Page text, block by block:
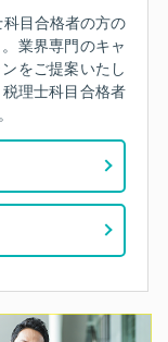
目合格者の方の
業界専門のキャ
をご提案いたし
理士科目合格者